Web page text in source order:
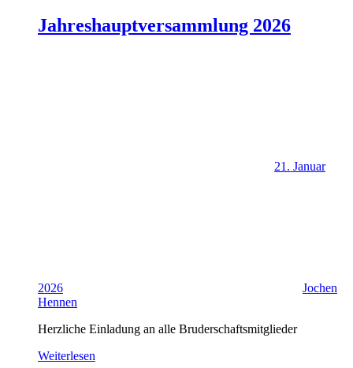
Jahreshauptversammlung 2026
21. Januar
2026
Jochen
Hennen
Herzliche Einladung an alle Bruderschaftsmitglieder
Weiterlesen